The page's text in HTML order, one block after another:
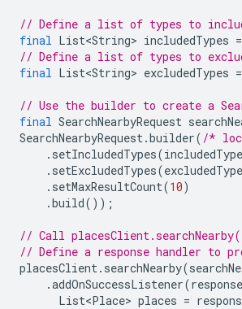
// Define a list of types to
final List<String> includedTypes
// Define a list of types to
final List<String> excludedTypes
// Use the builder to create a
final SearchNearbyRequest
SearchNearbyRequest.builder( /*
.setIncludedTypes(
.setExcludedTypes(
.setMaxResultCount(
.build ());
// Call
// Define a response handler
placesClient.searchNearby(
.addOnSuccessListener(
List<Place> places =